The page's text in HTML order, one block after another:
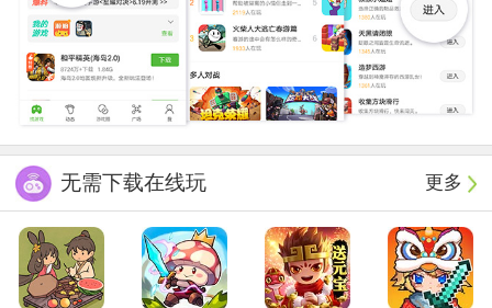
更多
无需下载在线玩